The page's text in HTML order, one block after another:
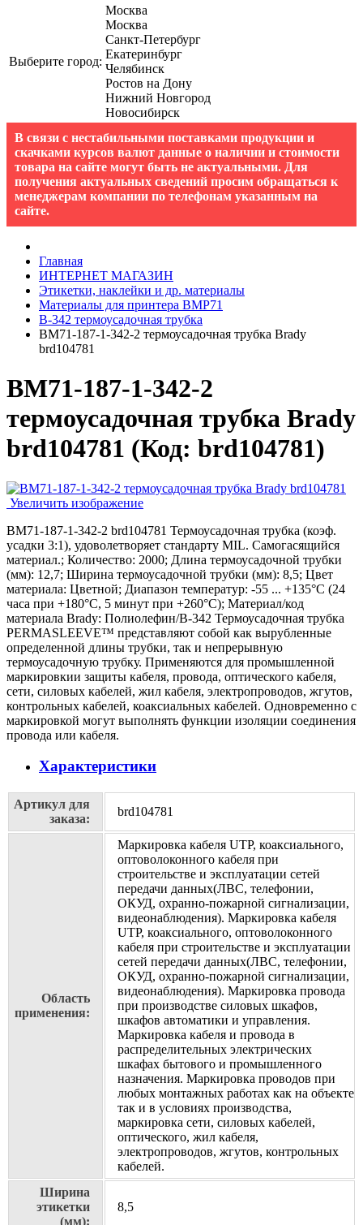
Выберите город:
Москва
Москва
Санкт-Петербург
Екатеринбург
Челябинск
Ростов на Дону
Нижний Новгород
Новосибирск
В связи с нестабильными поставками продукции и
скачками курсов валют данные о наличии и стоимости
товара на сайте могут быть не актуальными. Для
получения актуальных сведений просим обращаться к
менеджерам компании по телефонам указанным на
сайте.
Главная
ИНТЕРНЕТ МАГАЗИН
Этикетки, наклейки и др. материалы
Материалы для принтера BMP71
B-342 термоусадочная трубка
BM71-187-1-342-2 термоусадочная трубка Brady
brd104781
BM71-187-1-342-2
термоусадочная трубка Brady
brd104781 (Код: brd104781)
Увеличить изображение
BM71-187-1-342-2 brd104781 Термоусадочная трубка (коэф.
усадки 3:1), удоволетворяет стандарту MIL. Самогасящийся
материал.; Количество: 2000; Длина термоусадочной трубки
(мм): 12,7; Ширина термоусадочной трубки (мм): 8,5; Цвет
материала: Цветной; Диапазон температур: -55 ... +135°С (24
часа при +180°С, 5 минут при +260°С); Материал/код
материала Brady: Полиолефин/В-342 Термоусадочная трубка
PERMASLEEVE™ представляют собой как вырубленные
определенной длины трубки, так и непрерывную
термоусадочную трубку. Применяются для промышленной
маркировкии защиты кабеля, провода, оптического кабеля,
сети, силовых кабелей, жил кабеля, электропроводов, жгутов,
контрольных кабелей, коаксиальных кабелей. Одновременно с
маркировкой могут выполнять функции изоляции соединения
провода или кабеля.
Характеристики
Артикул для
заказа:
brd104781
Область
применения:
Маркировка кабеля UTP, коаксиального,
оптоволоконного кабеля при
строительстве и эксплуатации сетей
передачи данных(ЛВС, телефонии,
ОКУД, охранно-пожарной сигнализации,
видеонаблюдения). Маркировка кабеля
UTP, коаксиального, оптоволоконного
кабеля при строительстве и эксплуатации
сетей передачи данных(ЛВС, телефонии,
ОКУД, охранно-пожарной сигнализации,
видеонаблюдения). Маркировка провода
при производстве силовых шкафов,
шкафов автоматики и управления.
Маркировка кабеля и провода в
распределительных электрических
шкафах бытового и промышленного
назначения. Маркировка проводов при
любых монтажных работах как на объекте
так и в условиях производства,
маркировка сети, силовых кабелей,
оптического, жил кабеля,
электропроводов, жгутов, контрольных
кабелей.
Ширина
этикетки
(мм):
8,5